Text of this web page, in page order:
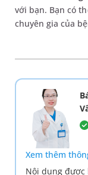
với bạn. Bạn có
chuyên gia của
Xem thêm
Nội dung được